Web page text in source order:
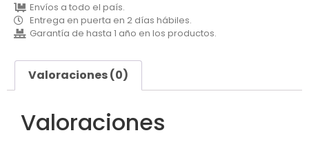
Envíos a todo el país.
Entrega en puerta en 2 días hábiles.
Garantía de hasta 1 año en los productos.
Valoraciones (0)
Valoraciones